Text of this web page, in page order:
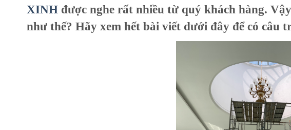
XINH được nghe rất nhiều từ quý khách hàng.
như thế? Hãy xem hết bài viết dưới đây để có câu